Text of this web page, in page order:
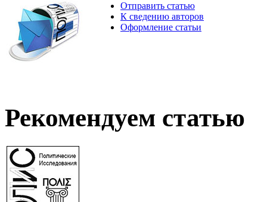
Отправить статью
К сведению авторов
Оформление статьи
Рекомендуем статью